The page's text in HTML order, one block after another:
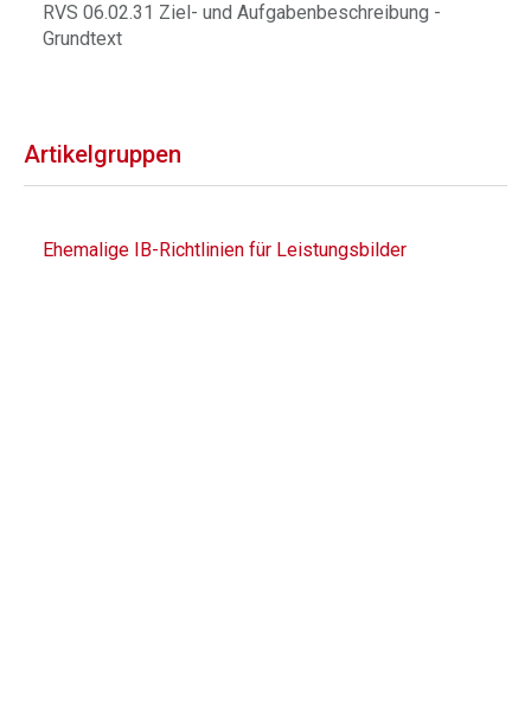
RVS 06.02.31 Ziel- und Aufgabenbeschreibung -
Grundtext
Artikelgruppen
Ehemalige IB-Richtlinien für Leistungsbilder